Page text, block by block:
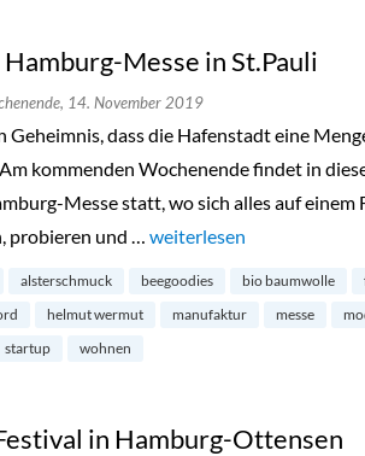
Messe in St.Pauli
14. November 2019
Geheimnis, dass die Hafenstadt eine
kommenden Wochenende findet in
Messe statt, wo sich alles auf einem
probieren und … „Made in Hamburg-Messe
weiterlesen
alsterschmuck beegoodies bio baumwolle
helmut wermut manufaktur messe
startup wohnen
in Hamburg-Ottensen